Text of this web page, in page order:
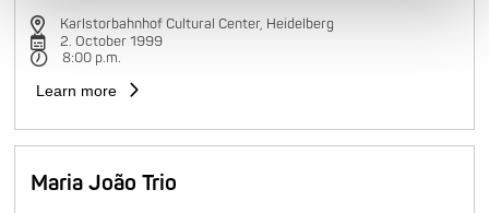
Karlstorbahnhof Cultural Center, Heidelberg
2. October 1999
8:00 p.m.
Learn more
Maria João Trio